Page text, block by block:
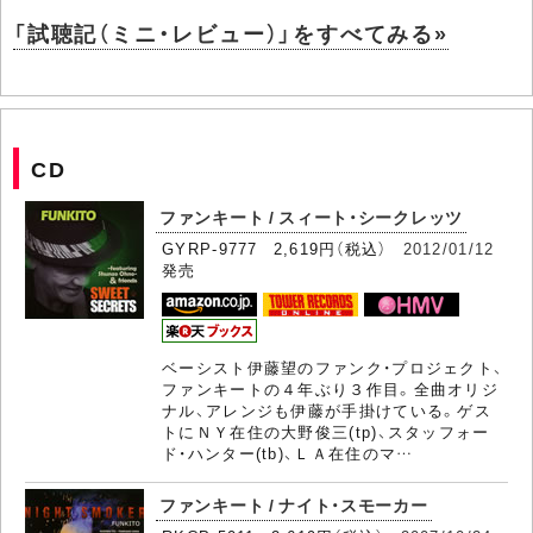
「試聴記（ミニ・レビュー）」をすべてみる»
CD
ファンキート / スィート・シークレッツ
GYRP-9777 2,619円（税込） 2012/01/12
発売
ベーシスト伊藤望のファンク・プロジェクト、
ファンキートの４年ぶり３作目。全曲オリジ
ナル、アレンジも伊藤が手掛けている。ゲス
トにＮＹ在住の大野俊三(tp)、スタッフォー
ド・ハンター(tb)、ＬＡ在住のマ…
ファンキート / ナイト・スモーカー